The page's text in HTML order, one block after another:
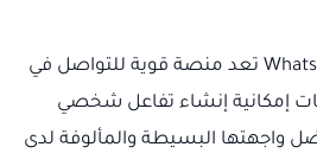
المحادثة المباشرة عبر WhatsApp تعد منصة قوية للتواصل في
إمكانية إنشاء تفاعل شخصي
واجهتها البسيطة والمألوفة لدى